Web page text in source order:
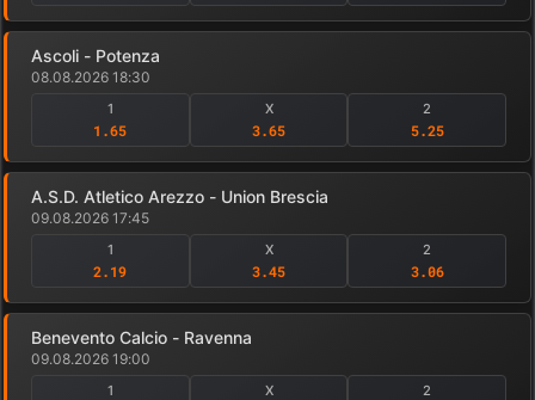
Ascoli - Potenza
08.08.2026 18:30
1
1.65
X
3.65
2
5.25
A.S.D. Atletico Arezzo - Union Brescia
09.08.2026 17:45
1
2.19
X
3.45
2
3.06
Benevento Calcio - Ravenna
09.08.2026 19:00
1 X 2